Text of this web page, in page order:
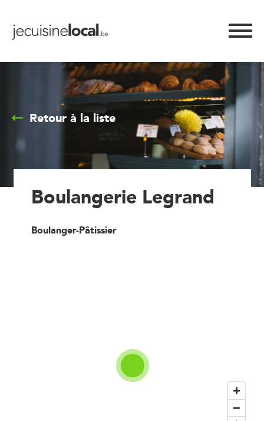
Retour à la liste
Boulangerie Legrand
Boulanger-Pâtissier